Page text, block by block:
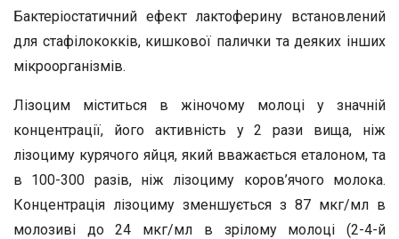
Бактеріостатичний ефект лактоферину встановлений
для стафілококків, кишкової палички та деяких інших
мікроорганізмів.
Лізоцим міститься в жіночому молоці у значній
концентрації, його активність у 2 рази вища, ніж
лізоциму курячого яйця, який вважається еталоном, та
в 100-300 разів, ніж лізоциму коров’ячого молока.
Концентрація лізоциму зменшується з 87 мкг/мл в
молозиві до 24 мкг/мл в зрілому молоці (2-4-й